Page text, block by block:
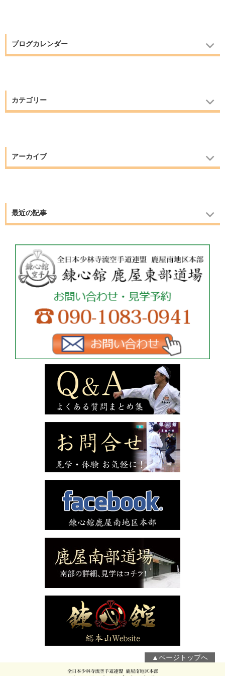
ブログカレンダー
カテゴリー
アーカイブ
最近の記事
▲ページトップへ